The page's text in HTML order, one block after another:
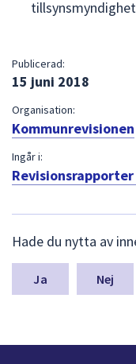
Publicerad:
15 juni 2018
Organisation:
Kommunrevisionen
Ingår i:
ä
m
a
n
Hade du nytta av
Nej